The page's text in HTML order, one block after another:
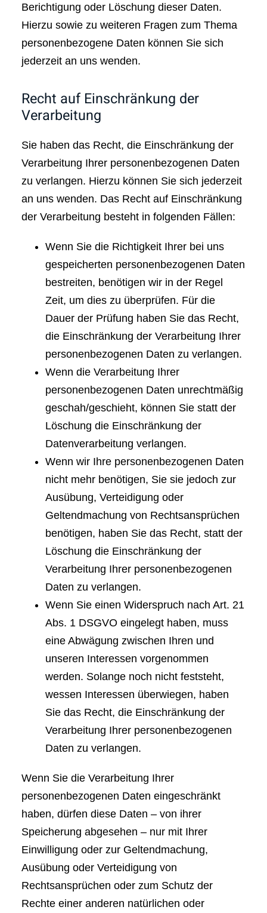
Berichtigung oder Löschung dieser Daten.
Hierzu sowie zu weiteren Fragen zum Thema
personenbezogene Daten können Sie sich
jederzeit an uns wenden.
Recht auf Einschränkung der
Verarbeitung
Sie haben das Recht, die Einschränkung der
Verarbeitung Ihrer personenbezogenen Daten
zu verlangen. Hierzu können Sie sich jederzeit
an uns wenden. Das Recht auf Einschränkung
der Verarbeitung besteht in folgenden Fällen:
Wenn Sie die Richtigkeit Ihrer bei uns
gespeicherten personenbezogenen Daten
bestreiten, benötigen wir in der Regel
Zeit, um dies zu überprüfen. Für die
Dauer der Prüfung haben Sie das Recht,
die Einschränkung der Verarbeitung Ihrer
personenbezogenen Daten zu verlangen.
Wenn die Verarbeitung Ihrer
personenbezogenen Daten unrechtmäßig
geschah/geschieht, können Sie statt der
Löschung die Einschränkung der
Datenverarbeitung verlangen.
Wenn wir Ihre personenbezogenen Daten
nicht mehr benötigen, Sie sie jedoch zur
Ausübung, Verteidigung oder
Geltendmachung von Rechtsansprüchen
benötigen, haben Sie das Recht, statt der
Löschung die Einschränkung der
Verarbeitung Ihrer personenbezogenen
Daten zu verlangen.
Wenn Sie einen Widerspruch nach Art. 21
Abs. 1 DSGVO eingelegt haben, muss
eine Abwägung zwischen Ihren und
unseren Interessen vorgenommen
werden. Solange noch nicht feststeht,
wessen Interessen überwiegen, haben
Sie das Recht, die Einschränkung der
Verarbeitung Ihrer personenbezogenen
Daten zu verlangen.
Wenn Sie die Verarbeitung Ihrer
personenbezogenen Daten eingeschränkt
haben, dürfen diese Daten – von ihrer
Speicherung abgesehen – nur mit Ihrer
Einwilligung oder zur Geltendmachung,
Ausübung oder Verteidigung von
Rechtsansprüchen oder zum Schutz der
Rechte einer anderen natürlichen oder